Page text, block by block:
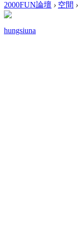
2000FUN論壇 › 空間 ›
hungsiuna